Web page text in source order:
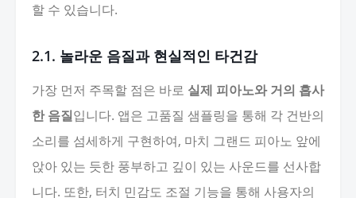
할 수 있습니다.
2.1. 놀라운 음질과 현실적인 타건감
가장 먼저 주목할 점은 바로 실제 피아노와 거의 흡사
한 음질입니다. 앱은 고품질 샘플링을 통해 각 건반의
소리를 섬세하게 구현하여, 마치 그랜드 피아노 앞에
앉아 있는 듯한 풍부하고 깊이 있는 사운드를 선사합
니다. 또한, 터치 민감도 조절 기능을 통해 사용자의